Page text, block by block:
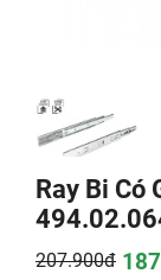
Ray Bi Có
207.900đ